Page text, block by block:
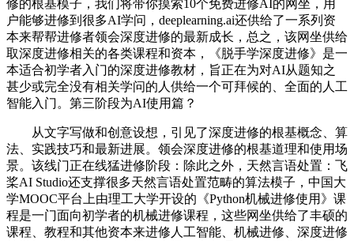
修的根基模子，我们将带你摸索10个免费进修AI的网坐，用
户能够进修到很多AI学问，deeplearning.ai还供给了一系列资
本来帮帮进修者领会深度进修的最新成长，总之，该网坐供给
取深度进修相关的各类课程和资本，《脱手学深度进修》是一
本适合初学者入门的深度进修教材，旨正在为对AI从题知之
甚少或完全没有相关学问的人供给一个可拜候的、全面的人工
智能入门。第三阶段为AI使用篇？
从文字写做和创意设想，引见了深度进修的根基概念、算
法、实践技巧和最新进展。领会深度进修的根基道理和使用场
景。该线门正在线猛进修阶段：除此之外，天然言语处置：飞
桨AI Studio还支撑很多天然言语处置范畴的算法模子，中国大
学MOOC平台上由理工大学开设的《Python机械进修使用》课
程是一门面向初学者的机械进修课程，这些网坐供给了丰硕的
课程、教程和其他资本来进修人工智能、机械进修、深度进修